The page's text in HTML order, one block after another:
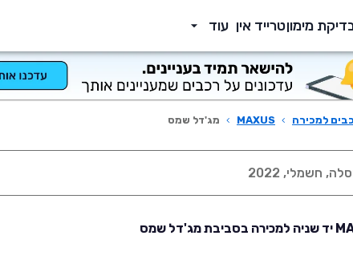
מימוןטרייד אין עוד
למכירה ›
MAXUS
› מג'דל שמס